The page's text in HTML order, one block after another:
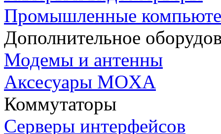
Промышленные
Дополнительное
Модемы и антенны
Аксесуары MOXA
Коммутаторы
Серверы интерфейсов